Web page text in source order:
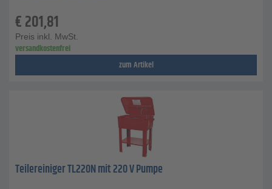
€201,81
Preis inkl. MwSt.
versandkostenfrei
zum Artikel
Teilereiniger TL220N mit 220 V Pumpe